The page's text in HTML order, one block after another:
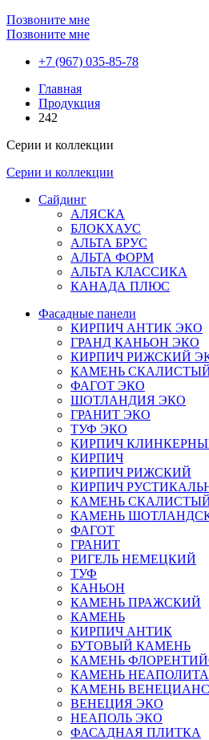
Позвоните мне
Позвоните мне
+7 (967) 035-85-78
Главная
Продукция
242
Серии и коллекции
Серии и коллекции
Сайдинг
АЛЯСКА
БЛОКХАУС
АЛЬТА БРУС
АЛЬТА ФОРМ
АЛЬТА КЛАССИКА
КАНАДА ПЛЮС
Фасадные панели
КИРПИЧ АНТИК ЭКО
ГРАНД КАНЬОН ЭКО
КИРПИЧ РИЖСКИЙ
КАМЕНЬ
ФАГОТ ЭКО
ШОТЛАНДИЯ ЭКО
ГРАНИТ ЭКО
ТУФ ЭКО
КИРПИЧ
КИРПИЧ
КИРПИЧ РИЖСКИЙ
КИРПИЧ
КАМЕНЬ
КАМЕНЬ
ФАГОТ
ГРАНИТ
РИГЕЛЬ НЕМЕЦКИЙ
ТУФ
КАНЬОН
КАМЕНЬ ПРАЖСКИЙ
КАМЕНЬ
КИРПИЧ АНТИК
БУТОВЫЙ КАМЕНЬ
КАМЕНЬ
КАМЕНЬ
КАМЕНЬ
ВЕНЕЦИЯ ЭКО
НЕАПОЛЬ ЭКО
ФАСАДНАЯ ПЛИТКА